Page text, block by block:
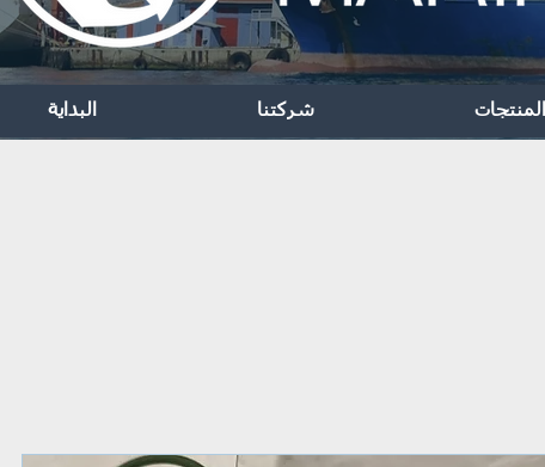
البداية شركتنا المنتجات